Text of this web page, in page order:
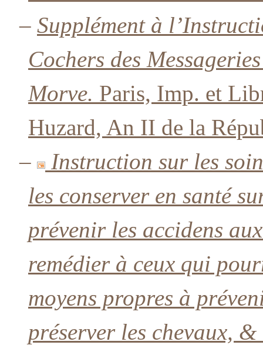
– Supplément à
Cochers des
Morve. Paris, Imp. et
Huzard, An II de la
–
Instruction sur les
les conserver en santé
prévenir les accidens
remédier à ceux qui
moyens propres à
préserver les chevaux,